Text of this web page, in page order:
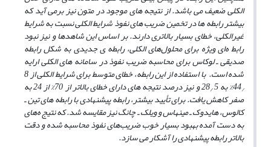
الکلی ضعیف می ‌باشد. از نتیجه‌ های موجود در متون نیز برمی ‌آید که
بیشتر رابطه‌ ها در تخمین ضریب‌ های نفوذ شرایط الکلی نسبت به شرایط
غیرالکلی، خطای بسیار بالاتری دارند. بر اساس این شاهدها و نیز نبود
رابط ه‌ای ویژه برای محلول‌های الکلی، رابطه ‌ی جدیدی به شکل رابطه
صدیقی ـ لوکاس برای محاسبه ضریب نفوذ در سامانه ‌های الکلی ارایه
شده است. با استفاده از این رابطه، خطای متوسط برای شرایط الکلی از 8
/44% به 5 / 28 و نیز درصد نتیجه ‌های دارای خطای بالاتر از 70% از 24 به
صفر کاهش یافت. برای تأیید بیشتر، رابطه پیشنهادی با رابطه ‌های تین ـ
کالوس، هایدوک ـ مینهاس و ویلک ـ چانگ نیز مقایسه شد. که نتیج ه‌های
به دست آمده بهبود بسیار خوب ضریب‌های نفوذ محاسبه شده و دقت
بالاتر رابطه پیشنهادی را آشکار می‌ سازد.